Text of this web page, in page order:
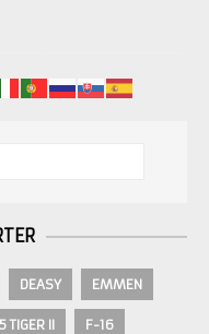
DEASY EMMEN
TIGER II F-16